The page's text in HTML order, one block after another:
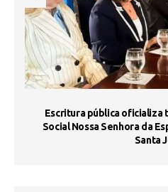
Escritura pública oficializa
Social Nossa Senhora da
Santa